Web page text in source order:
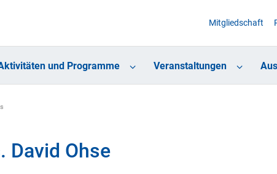
Mitgliedschaft
und Programme Veranstaltungen
David Ohse